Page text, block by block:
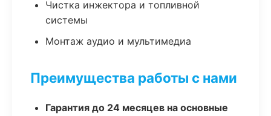
Чистка инжектора и топливной
системы
Монтаж аудио и мультимедиа
Преимущества работы с нами
Гарантия до 24 месяцев на основные